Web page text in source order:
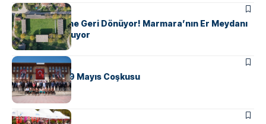
ALTINOVA
116 Yıllık Efsane Geri Dönüyor! Marmara’nın Er Meydanı
Yeniden Kuruluyor
ALTINOVA
Altonova’da 19 Mayıs Coşkusu
ALTINOVA MANŞET